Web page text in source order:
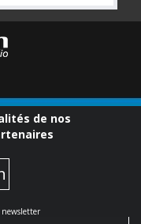
de nos
newsletter